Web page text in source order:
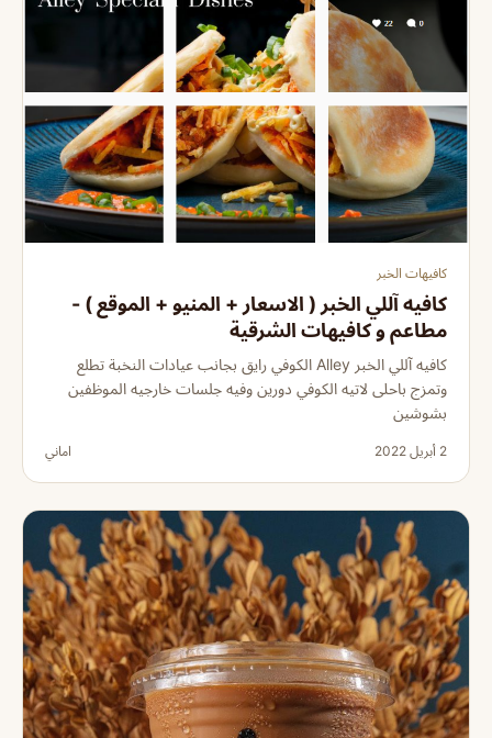
كافيهات الخبر
كافيه آللي الخبر ( الاسعار + المنيو + الموقع ) -
مطاعم و كافيهات الشرقية
كافيه آللي الخبر Alley الكوفي رايق بجانب عيادات النخبة تطلع
وتمزج باحلى لاتيه الكوفي دورين وفيه جلسات خارجيه الموظفين
بشوشين
2 أبريل 2022 اماني